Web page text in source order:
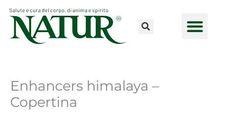
contenuto
Enhancers himalaya –
Copertina